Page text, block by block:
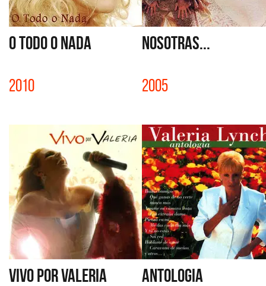
O TODO O NADA
2010
NOSOTRAS...
2005
VIVO POR VALERIA ANTOLOGIA